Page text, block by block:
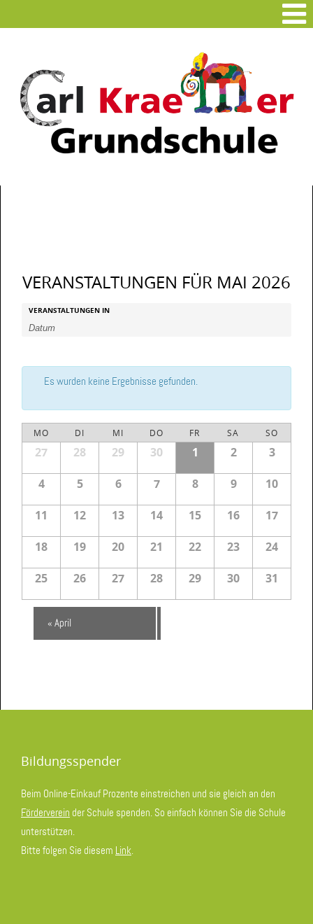
VERANSTALTUNGEN FÜR MAI 2026
Veranstaltungen
Such-
Ansichtennavigation
Veranstaltungen
Suche
VERANSTALTUNGEN IN
Es wurden keine Ergebnisse gefunden.
Kalender
Veranstaltungen
Kalender
Veranstaltungen
MO DI MI DO FR SA SO
27 28 29 30 1 2 3
4 5 6 7 8 9 10
11 12 13 14 15 16 17
18 19 20 21 22 23 24
25 26 27 28 29 30 31
« April
Bildungsspender
Beim Online-Einkauf Prozente einstreichen und sie gleich an den
Förderverein der Schule spenden. So einfach können Sie die Schule
unterstützen.
Bitte folgen Sie diesem Link.